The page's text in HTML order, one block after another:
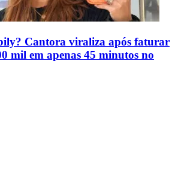
Cantora viraliza após faturar
mil em apenas 45 minutos no